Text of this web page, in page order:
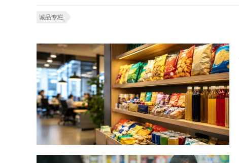
诚品专栏